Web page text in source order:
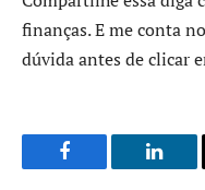
finanças. E me conta
dúvida antes de clicar
Facebook